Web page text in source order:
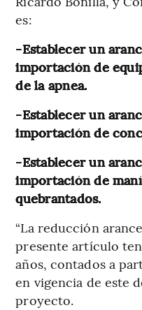
es:
-Establecer un
importación de
de la apnea.
-Establecer un
importación de
-Establecer un
importación de
quebrantados.
“La reducción
presente artículo
años, contados a
en vigencia de este
proyecto.